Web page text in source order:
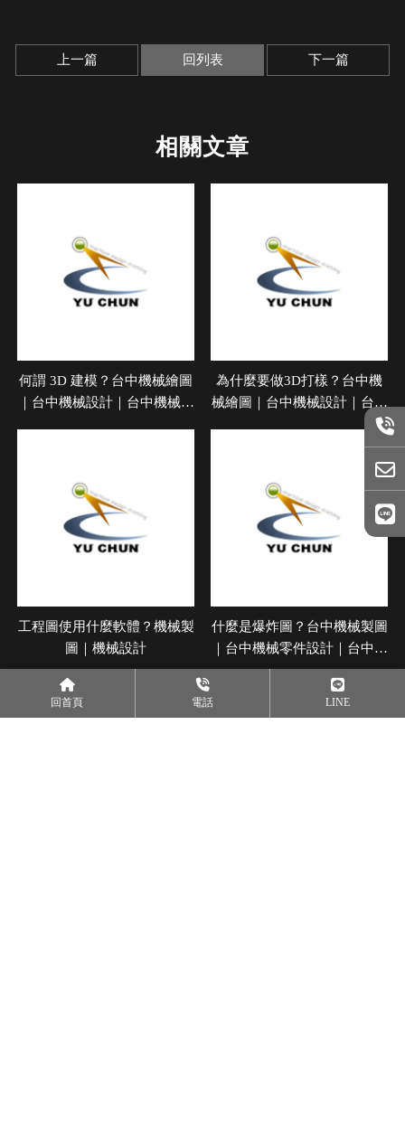
上一篇 回列表 下一篇
何謂 3D 建模？台中機械繪圖
｜台中機械設計｜台中機械設
為什麼要做3D打樣？台中機
械繪圖｜台中機械設計｜台中
機械設計公司｜機械製圖｜機
工程圖使用什麼軟體？機械製
圖｜機械設計
什麼是爆炸圖？台中機械製圖
｜台中機械零件設計｜台中工
程爆炸圖繪製｜機械製圖｜機
上一頁
回首頁 電話 LINE